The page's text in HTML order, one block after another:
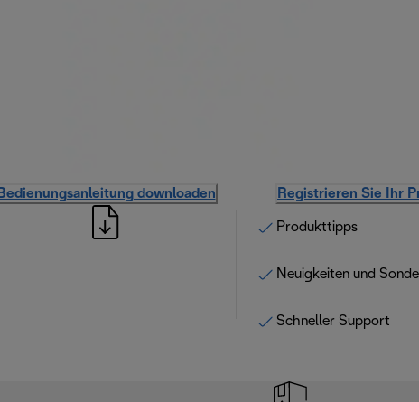
Bedienungsanleitung downloaden Registrieren Sie Ihr
Produkttipps
Neuigkeiten und
Schneller Support